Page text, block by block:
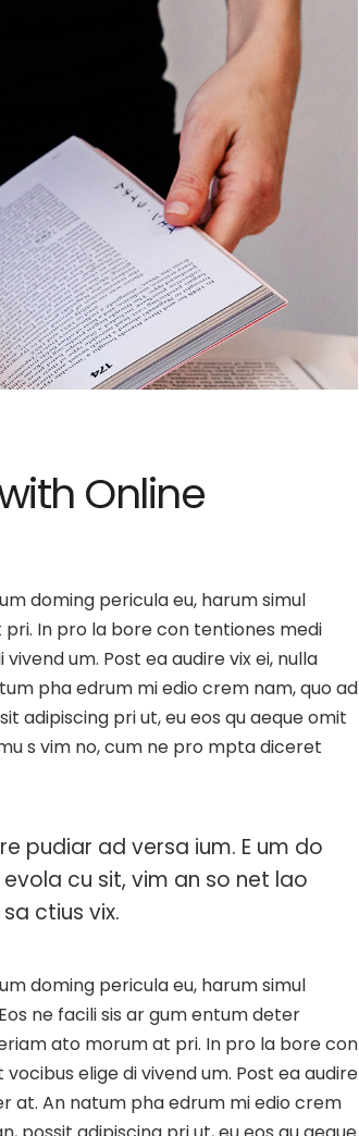
Online
doming pericula eu, harum simul
In pro la bore con tentiones medi
um. Post ea audire vix ei, nulla
pha edrum mi edio crem nam, quo ad
adipiscing pri ut, eu eos qu aeque omit
s vim no, cum ne pro mpta diceret
pudiar ad versa ium. E um do
cu sit, vim an so net lao
ctius vix.
doming pericula eu, harum simul
ne facili sis ar gum entum deter
ato morum at pri. In pro la bore con
elige di vivend um. Post ea audire
at. An natum pha edrum mi edio crem